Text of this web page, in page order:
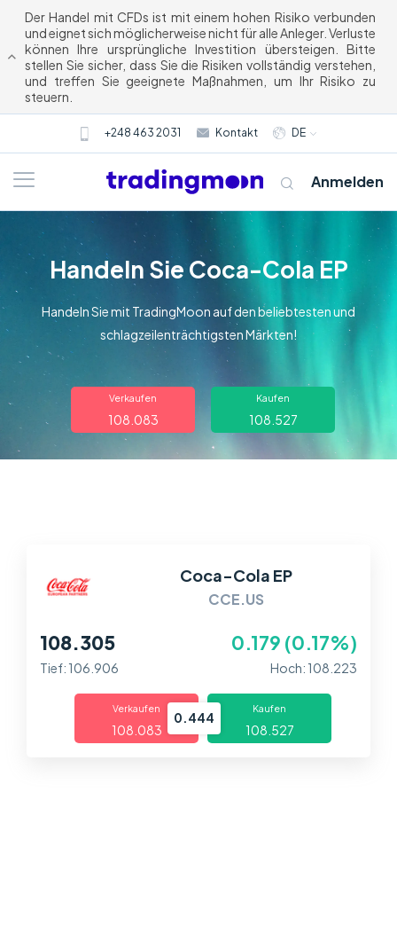
Der Handel mit CFDs ist mit einem hohen Risiko verbunden
und eignet sich möglicherweise nicht für alle Anleger. Verluste
können Ihre ursprüngliche Investition übersteigen. Bitte
stellen Sie sicher, dass Sie die Risiken vollständig verstehen,
und treffen Sie geeignete Maßnahmen, um Ihr Risiko zu
steuern.
+248 463 2031 Kontakt DE
Über uns
Handel
Help Centre
Anmelden
Handeln Sie Coca-Cola EP
Handeln Sie mit TradingMoon auf den beliebtesten und
schlagzeilenträchtigsten Märkten!
Verkaufen
108.083
Kaufen
108.527
Coca-Cola EP
CCE.US
108.305 0.179 (0.17%)
Tief: 106.906 Hoch: 108.223
Verkaufen
108.083
0.444
Kaufen
108.527